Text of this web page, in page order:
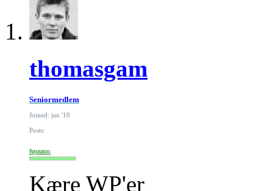
thomasgam
Seniormedlem
Joined: jan '10
Posts:
Reputation:
Kære WP'er